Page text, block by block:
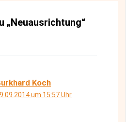
„Neuausrichtung“
Koch
um 15:57 Uhr